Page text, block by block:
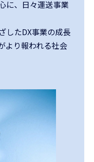
に、日々運送事業
したDX事業の成長
より報われる社会